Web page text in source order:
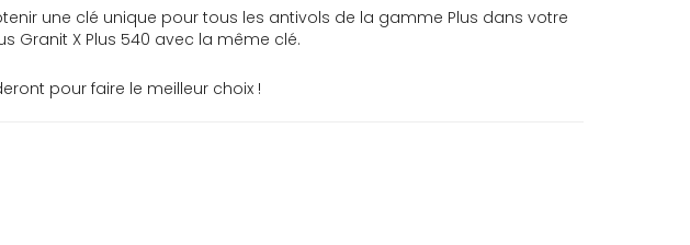
une clé unique pour tous les antivols de la gamme Plus dans votre
Granit X Plus 540 avec la même clé.
pour faire le meilleur choix !